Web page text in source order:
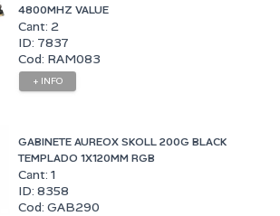
4800MHZ VALUE
Cant: 2
ID: 7837
Cod: RAM083
+ INFO
GABINETE AUREOX SKOLL 200G BLACK
TEMPLADO 1X120MM RGB
Cant: 1
ID: 8358
Cod: GAB290